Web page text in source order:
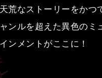
荒なストーリーをかつ
ンルを超えた異色のミ
ンメントがここに！